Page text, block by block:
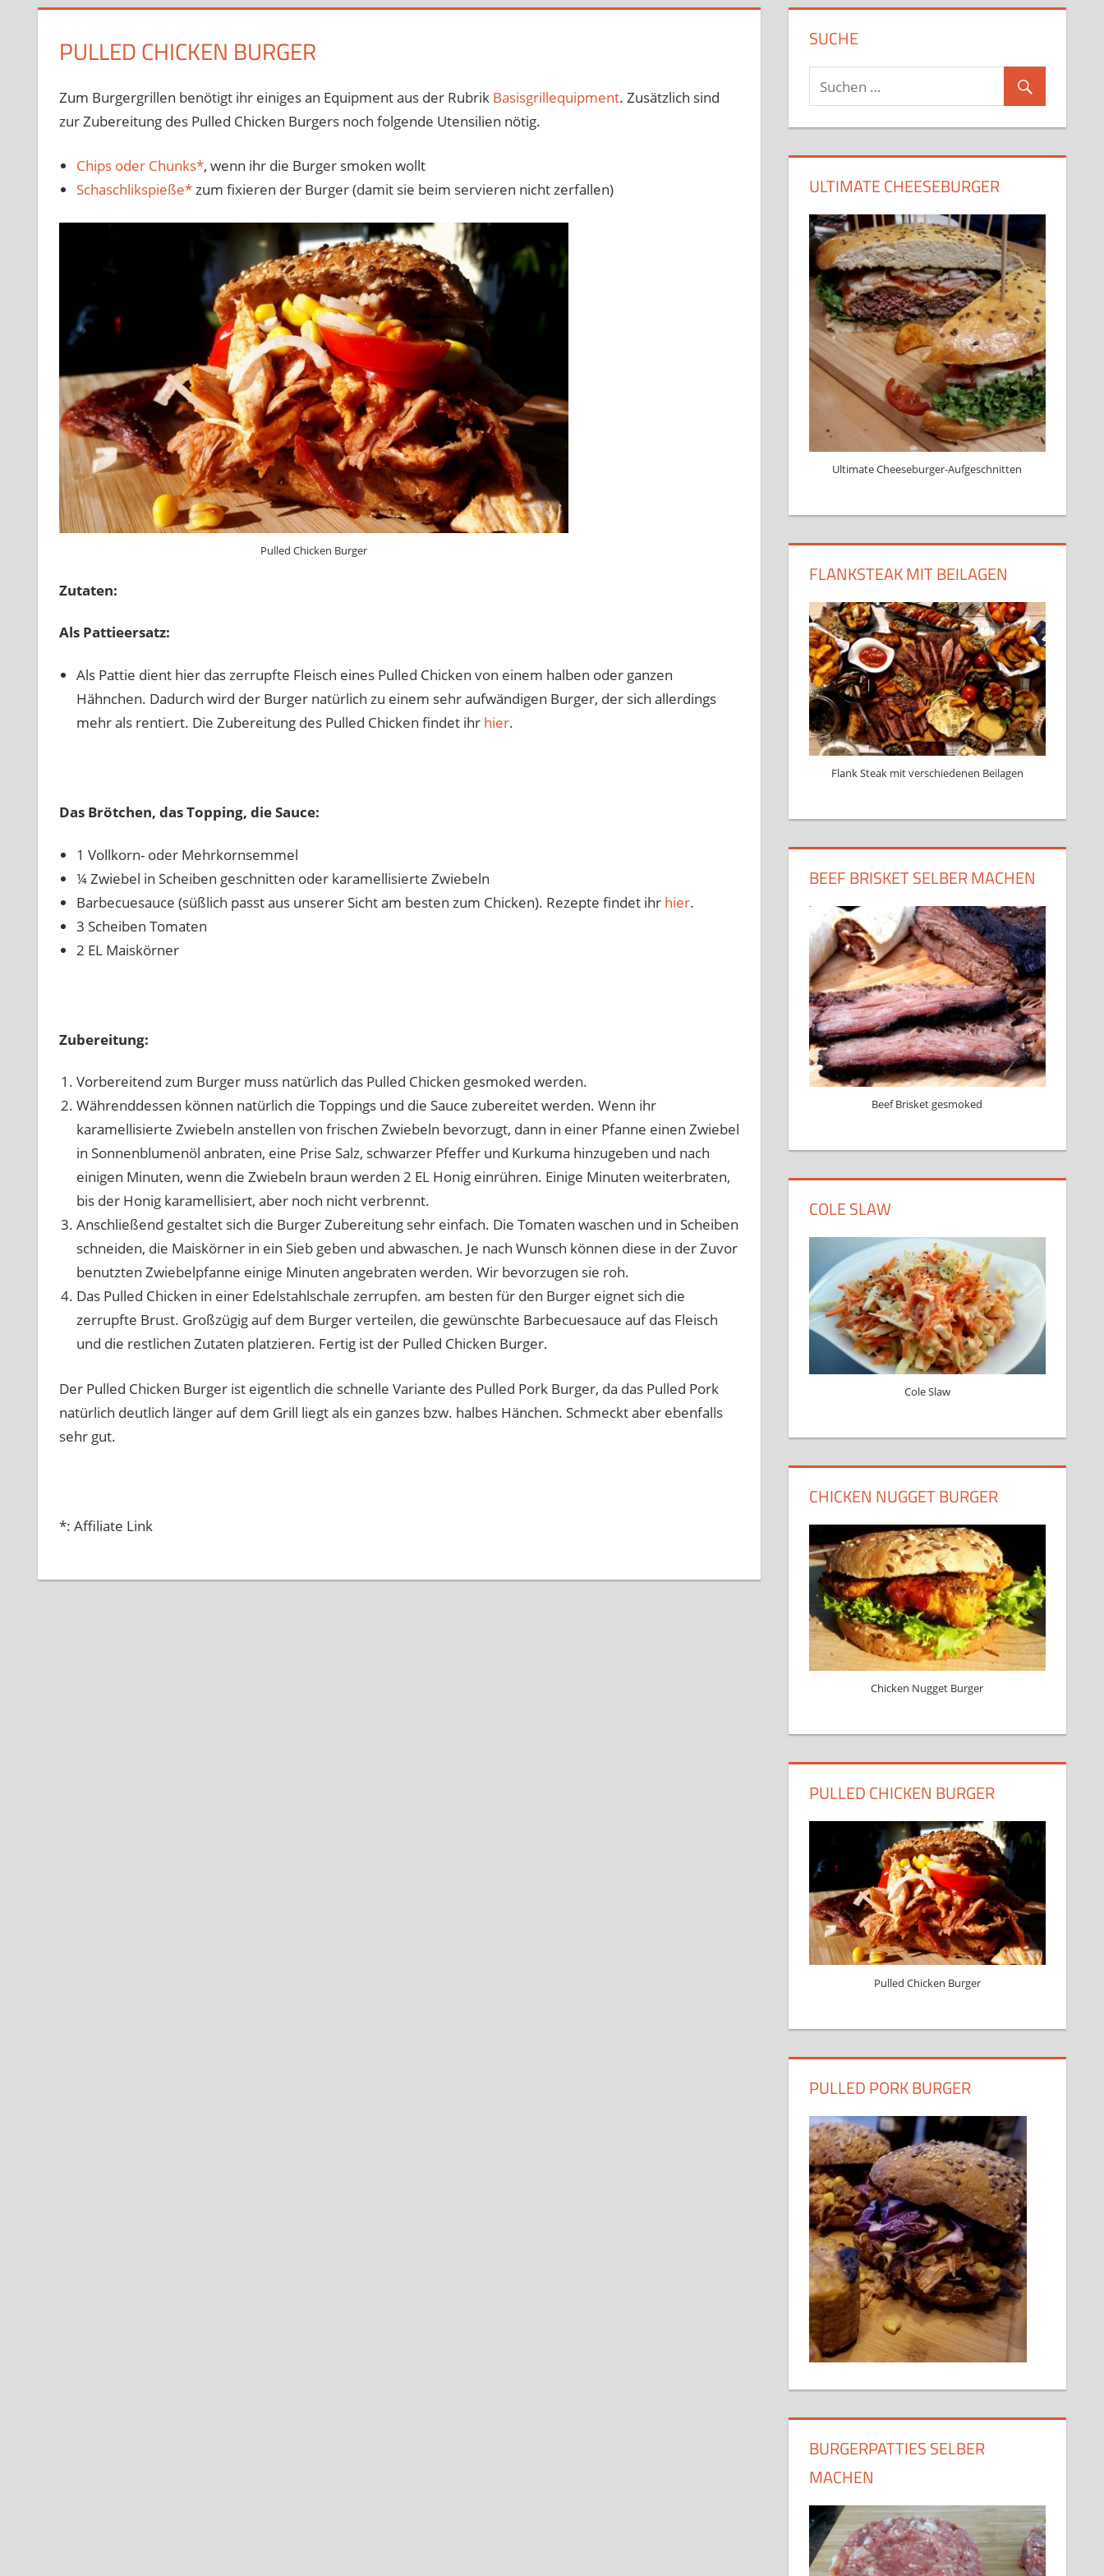
PULLED CHICKEN BURGER
Zum Burgergrillen benötigt ihr einiges an Equipment aus der Rubrik Basisgrillequipment. Zusätzlich sind
zur Zubereitung des Pulled Chicken Burgers noch folgende Utensilien nötig.
Chips oder Chunks*, wenn ihr die Burger smoken wollt
Schaschlikspieße*zum fixieren der Burger (damit sie beim servieren nicht zerfallen)
Pulled Chicken Burger
Zutaten:
Als Pattieersatz:
Als Pattie dient hier das zerrupfte Fleisch eines Pulled Chicken von einem halben oder ganzen
Hähnchen. Dadurch wird der Burger natürlich zu einem sehr aufwändigen Burger, der sich allerdings
mehr als rentiert. Die Zubereitung des Pulled Chicken findet ihr hier.
Das Brötchen, das Topping, die Sauce:
1 Vollkorn- oder Mehrkornsemmel
¼ Zwiebel in Scheiben geschnitten oder karamellisierte Zwiebeln
Barbecuesauce (süßlich passt aus unserer Sicht am besten zum Chicken). Rezepte findet ihr hier.
3 Scheiben Tomaten
2 EL Maiskörner
Zubereitung:
Vorbereitend zum Burger muss natürlich das Pulled Chicken gesmoked werden.
Währenddessen können natürlich die Toppings und die Sauce zubereitet werden. Wenn ihr
karamellisierte Zwiebeln anstellen von frischen Zwiebeln bevorzugt, dann in einer Pfanne einen Zwiebel
in Sonnenblumenöl anbraten, eine Prise Salz, schwarzer Pfeffer und Kurkuma hinzugeben und nach
einigen Minuten, wenn die Zwiebeln braun werden 2 EL Honig einrühren. Einige Minuten weiterbraten,
bis der Honig karamellisiert, aber noch nicht verbrennt.
Anschließend gestaltet sich die Burger Zubereitung sehr einfach. Die Tomaten waschen und in Scheiben
schneiden, die Maiskörner in ein Sieb geben und abwaschen. Je nach Wunsch können diese in der Zuvor
benutzten Zwiebelpfanne einige Minuten angebraten werden. Wir bevorzugen sie roh.
Das Pulled Chicken in einer Edelstahlschale zerrupfen. am besten für den Burger eignet sich die
zerrupfte Brust. Großzügig auf dem Burger verteilen, die gewünschte Barbecuesauce auf das Fleisch
und die restlichen Zutaten platzieren. Fertig ist der Pulled Chicken Burger.
Der Pulled Chicken Burger ist eigentlich die schnelle Variante des Pulled Pork Burger, da das Pulled Pork
natürlich deutlich länger auf dem Grill liegt als ein ganzes bzw. halbes Hänchen. Schmeckt aber ebenfalls
sehr gut.
*: Affiliate Link
SUCHE
ULTIMATE CHEESEBURGER
Ultimate Cheeseburger-Aufgeschnitten
FLANKSTEAK MIT BEILAGEN
Flank Steak mit verschiedenen Beilagen
BEEF BRISKET SELBER MACHEN
Beef Brisket gesmoked
COLE SLAW
Cole Slaw
CHICKEN NUGGET BURGER
Chicken Nugget Burger
PULLED CHICKEN BURGER
Pulled Chicken Burger
PULLED PORK BURGER
BURGERPATTIES SELBER
MACHEN